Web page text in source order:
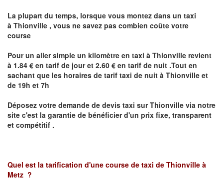
La plupart du temps, lorsque vous montez dans un taxi
à Thionville , vous ne savez pas combien coûte votre
course
Pour un aller simple un kilomètre en taxi à Thionville revient
à 1.84 € en tarif de jour et 2.60 € en tarif de nuit .Tout en
sachant que les horaires de tarif taxi de nuit à Thionville et
de 19h et 7h
Déposez votre demande de devis taxi surThionville via notre
site c'est la garantie de bénéficier d'un prix fixe, transparent
et compétitif .
Quel est la tarification d'une course de taxi de Thionville à
Metz ?